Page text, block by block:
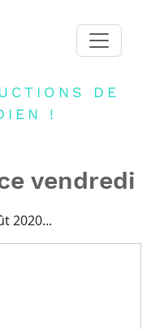
DE
!
vendredi
2020...